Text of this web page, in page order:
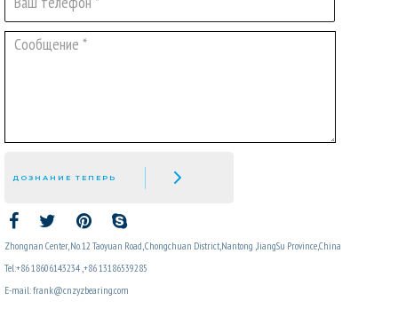
ДОЗНАНИЕ ТЕПЕРЬ
Zhongnan Center, No. 12 Taoyuan Road, Chongchuan District,Nantong ,JiangSu Province,China
Tel:+86 18606143234 ,+86 13186539285
E-mail: frank@cnzyzbearing.com